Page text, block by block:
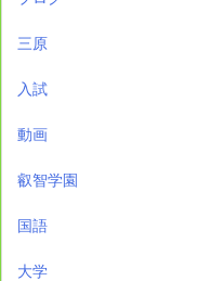
三原
入試
動画
叡智学園
国語
大学